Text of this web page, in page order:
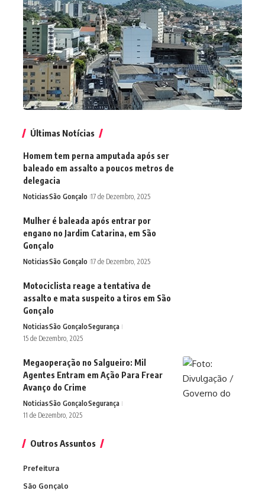
Últimas Notícias
Homem tem perna amputada após ser
baleado em assalto a poucos metros de
delegacia
NoticiasSão Gonçalo 17 de Dezembro, 2025
Mulher é baleada após entrar por
engano no Jardim Catarina, em São
Gonçalo
NoticiasSão Gonçalo 17 de Dezembro, 2025
Motociclista reage a tentativa de
assalto e mata suspeito a tiros em São
Gonçalo
NoticiasSão GonçaloSegurança
15 de Dezembro, 2025
Megaoperação no Salgueiro: Mil
Agentes Entram em Ação Para Frear
Avanço do Crime
NoticiasSão GonçaloSegurança
11 de Dezembro, 2025
Outros Assuntos
Prefeitura
São Gonçalo